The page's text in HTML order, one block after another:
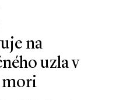
na
uzla v
mori